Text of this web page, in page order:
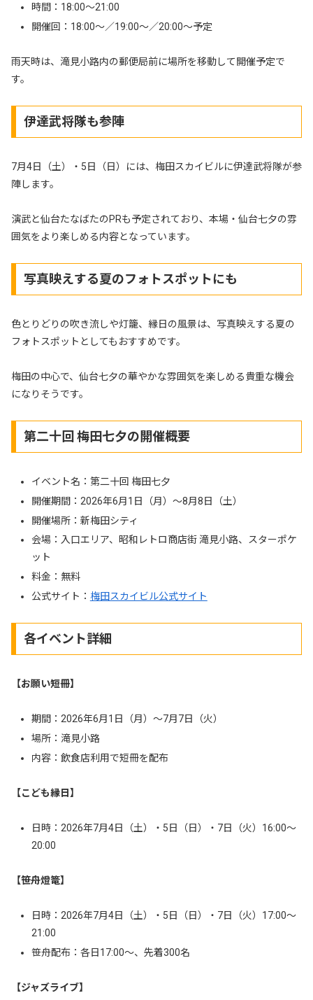
時間：18:00〜21:00
開催回：18:00〜／19:00〜／20:00〜予定
雨天時は、滝見小路内の郵便局前に場所を移動して開催予定で
す。
伊達武将隊も参陣
7月4日（土）・5日（日）には、梅田スカイビルに伊達武将隊が参
陣します。
演武と仙台たなばたのPRも予定されており、本場・仙台七夕の雰
囲気をより楽しめる内容となっています。
写真映えする夏のフォトスポットにも
色とりどりの吹き流しや灯籠、縁日の風景は、写真映えする夏の
フォトスポットとしてもおすすめです。
梅田の中心で、仙台七夕の華やかな雰囲気を楽しめる貴重な機会
になりそうです。
第二十回 梅田七夕の開催概要
イベント名：第二十回 梅田七夕
開催期間：2026年6月1日（月）〜8月8日（土）
開催場所：新梅田シティ
会場：入口エリア、昭和レトロ商店街 滝見小路、スターポケ
ット
料金：無料
公式サイト： 梅田スカイビル公式サイト
各イベント詳細
【お願い短冊】
期間：2026年6月1日（月）〜7月7日（火）
場所：滝見小路
内容：飲食店利用で短冊を配布
【こども縁日】
日時：2026年7月4日（土）・5日（日）・7日（火）16:00〜
20:00
【笹舟燈篭】
日時：2026年7月4日（土）・5日（日）・7日（火）17:00〜
21:00
笹舟配布：各日17:00〜、先着300名
【ジャズライブ】